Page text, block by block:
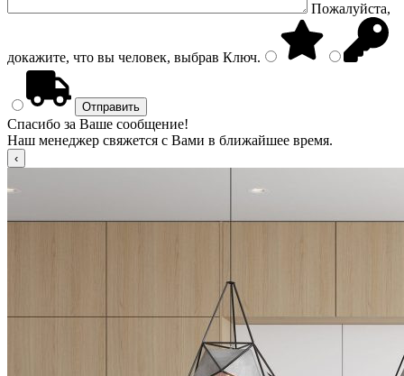
Пожалуйста,
докажите, что вы человек, выбрав Ключ.
Спасибо за Ваше сообщение!
Наш менеджер свяжется с Вами в ближайшее время.